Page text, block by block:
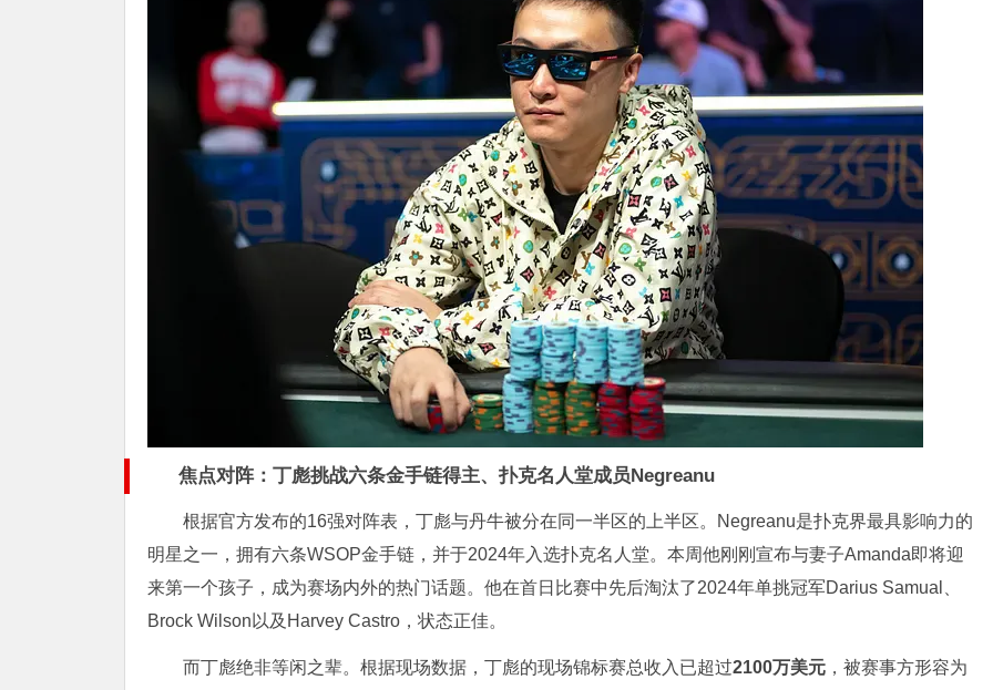
焦点对阵：丁彪挑战六条金手链得主、扑克名人堂成员Negreanu
根据官方发布的16强对阵表，丁彪与丹牛被分在同一半区的上半区。Negreanu是扑克界最具影响力的
明星之一，拥有六条WSOP金手链，并于2024年入选扑克名人堂。本周他刚刚宣布与妻子Amanda即将迎
来第一个孩子，成为赛场内外的热门话题。他在首日比赛中先后淘汰了2024年单挑冠军Darius Samual、
Brock Wilson以及Harvey Castro，状态正佳。
而丁彪绝非等闲之辈。根据现场数据，丁彪的现场锦标赛总收入已超过2100万美元 ，被赛事方形容为